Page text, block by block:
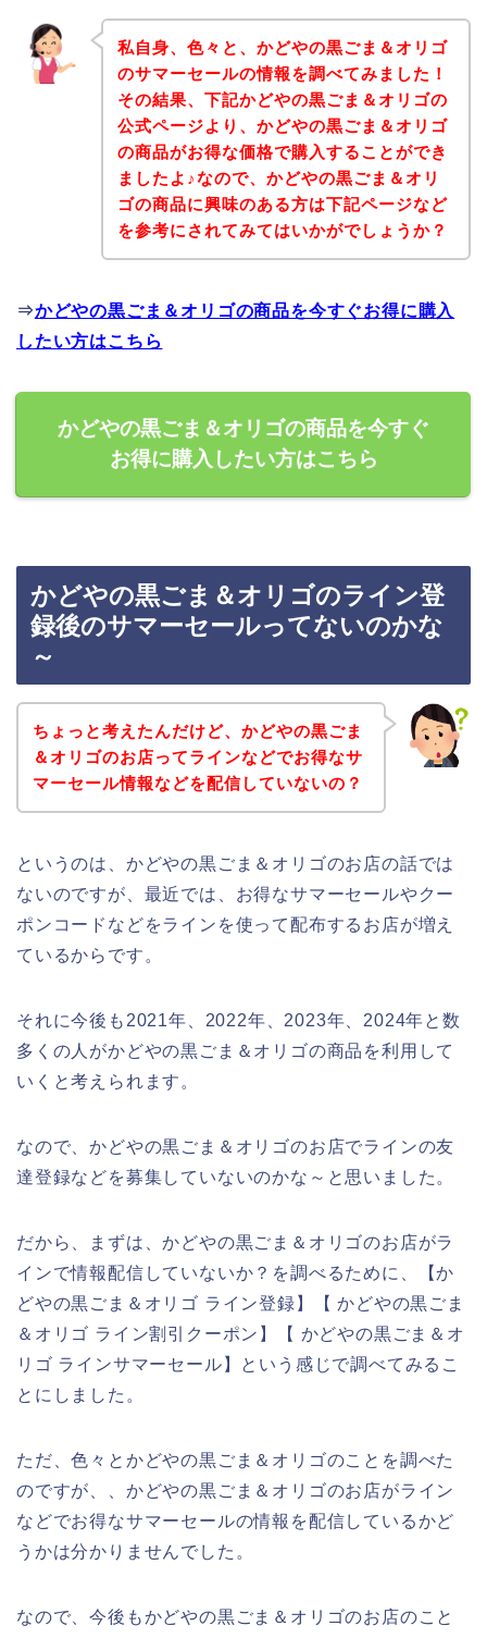
私自身、色々と、かどやの黒ごま＆オリゴ
のサマーセールの情報を調べてみました！
その結果、下記かどやの黒ごま＆オリゴの
公式ページより、かどやの黒ごま＆オリゴ
の商品がお得な価格で購入することができ
ましたよ♪なので、かどやの黒ごま＆オリ
ゴの商品に興味のある方は下記ページなど
を参考にされてみてはいかがでしょうか？
⇒かどやの黒ごま＆オリゴの商品を今すぐお得に購入
したい方はこちら
かどやの黒ごま＆オリゴの商品を今すぐ
お得に購入したい方はこちら
かどやの黒ごま＆オリゴのライン登
録後のサマーセールってないのかな
～
ちょっと考えたんだけど、かどやの黒ごま
＆オリゴのお店ってラインなどでお得なサ
マーセール情報などを配信していないの？
というのは、かどやの黒ごま＆オリゴのお店の話では
ないのですが、最近では、お得なサマーセールやクー
ポンコードなどをラインを使って配布するお店が増え
ているからです。
それに今後も2021年、2022年、2023年、2024年と数
多くの人がかどやの黒ごま＆オリゴの商品を利用して
いくと考えられます。
なので、かどやの黒ごま＆オリゴのお店でラインの友
達登録などを募集していないのかな～と思いました。
だから、まずは、かどやの黒ごま＆オリゴのお店がラ
インで情報配信していないか？を調べるために、【か
どやの黒ごま＆オリゴ ライン登録】【 かどやの黒ごま
＆オリゴ ライン割引クーポン】【 かどやの黒ごま＆オ
リゴ ラインサマーセール】という感じで調べてみるこ
とにしました。
ただ、色々とかどやの黒ごま＆オリゴのことを調べた
のですが、、かどやの黒ごま＆オリゴのお店がライン
などでお得なサマーセールの情報を配信しているかど
うかは分かりませんでした。
なので、今後もかどやの黒ごま＆オリゴのお店のこと